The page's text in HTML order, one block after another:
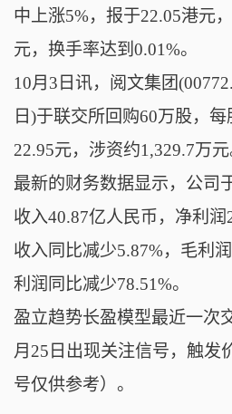
中上涨5%，报于22.05港元
元，换手率达到0.01%。
10月3日讯，阅文集团
日)于联交所回购60万股，
22.95元，涉资约1,329.7万元
最新的财务数据显示，公司
收入40.87亿人民币，净利
收入同比减少5.87%，毛利
利润同比减少78.51%。
盈立趋势长盈模型最近一次
月25日出现关注信号，触发
号仅供参考）。